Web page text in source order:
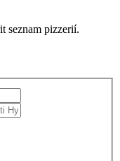
seznam pizzerií.